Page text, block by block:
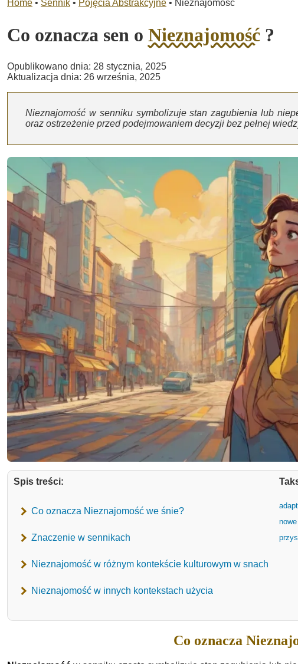
Home • Sennik • Pojęcia Abstrakcyjne • Nieznajomość
Co oznacza sen o Nieznajomość ?
Opublikowano dnia: 28 stycznia, 2025
Aktualizacja dnia: 26 września, 2025
Nieznajomość w senniku symbolizuje stan zagubienia lub
oraz ostrzeżenie przed podejmowaniem decyzji bez pełnej
Spis treści:
Co oznacza Nieznajomość we śnie?
Znaczenie w sennikach
Nieznajomość w różnym kontekście kulturowym w snach
Nieznajomość w innych kontekstach użycia
Co oznacza